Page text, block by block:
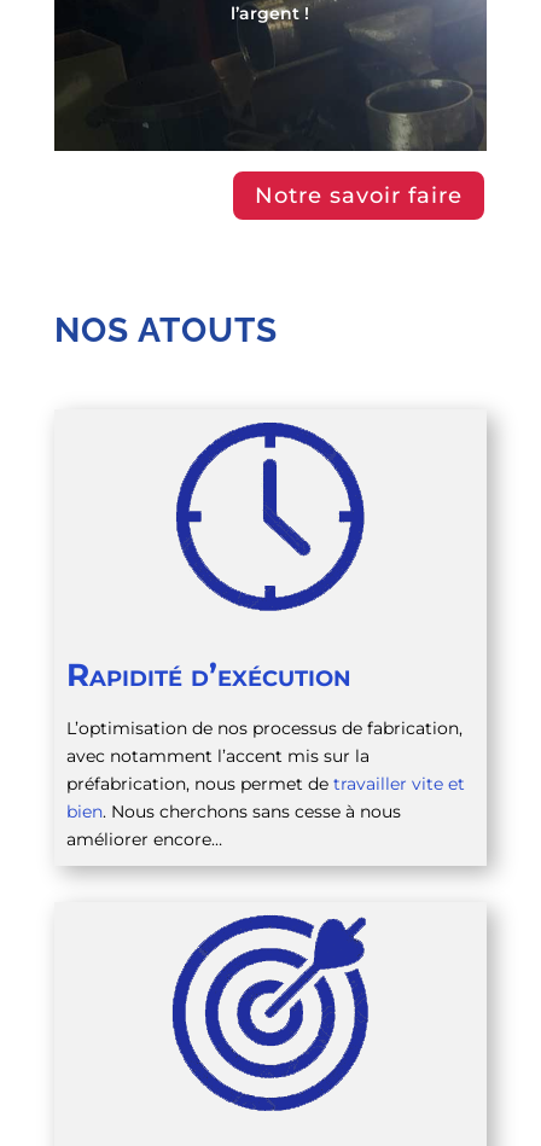
l’argent !
Notre savoir faire
NOS ATOUTS
Rapidité d’exécution
L’optimisation de nos processus de fabrication,
avec notamment l’accent mis sur la
préfabrication, nous permet de travailler vite et
bien. Nous cherchons sans cesse à nous
améliorer encore…